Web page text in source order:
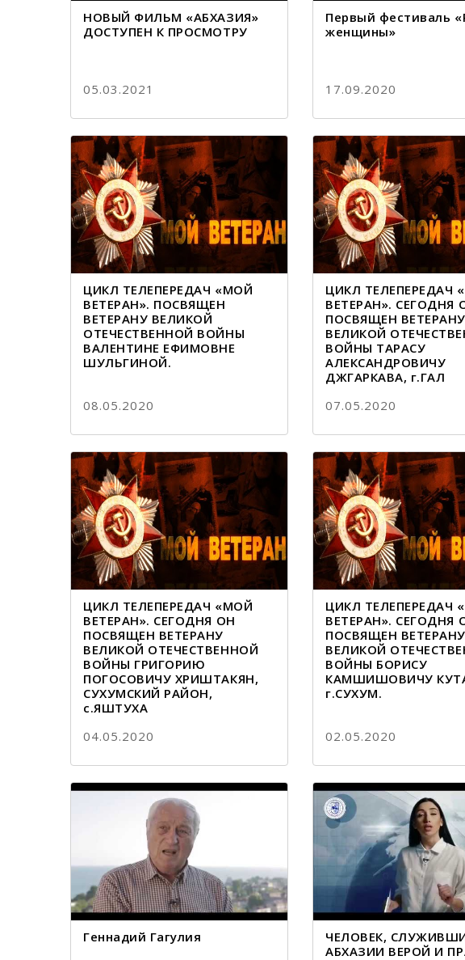
НОВЫЙ ФИЛЬМ «АБХАЗИЯ»
ДОСТУПЕН К ПРОСМОТРУ
05.03.2021
Первый фестиваль
женщины»
17.09.2020
ЦИКЛ ТЕЛЕПЕРЕДАЧ «МОЙ
ВЕТЕРАН». ПОСВЯЩЕН
ВЕТЕРАНУ ВЕЛИКОЙ
ОТЕЧЕСТВЕННОЙ ВОЙНЫ
ВАЛЕНТИНЕ ЕФИМОВНЕ
ШУЛЬГИНОЙ.
08.05.2020
ЦИКЛ ТЕЛЕПЕРЕДАЧ
ВЕТЕРАН». СЕГОДНЯ
ПОСВЯЩЕН ВЕТЕРАНУ
ВЕЛИКОЙ
ВОЙНЫ ТАРАСУ
АЛЕКСАНДРОВИЧУ
ДЖГАРКАВА, г.ГАЛ
07.05.2020
ЦИКЛ ТЕЛЕПЕРЕДАЧ «МОЙ
ВЕТЕРАН». СЕГОДНЯ ОН
ПОСВЯЩЕН ВЕТЕРАНУ
ВЕЛИКОЙ ОТЕЧЕСТВЕННОЙ
ВОЙНЫ ГРИГОРИЮ
ПОГОСОВИЧУ ХРИШТАКЯН,
СУХУМСКИЙ РАЙОН,
с.ЯШТУХА
04.05.2020
ЦИКЛ ТЕЛЕПЕРЕДАЧ
ВЕТЕРАН». СЕГОДНЯ
ПОСВЯЩЕН ВЕТЕРАНУ
ВЕЛИКОЙ
ВОЙНЫ БОРИСУ
КАМШИШОВИЧУ
г.СУХУМ.
02.05.2020
Геннадий Гагулия
ЧЕЛОВЕК,
АБХАЗИИ ВЕРОЙ И